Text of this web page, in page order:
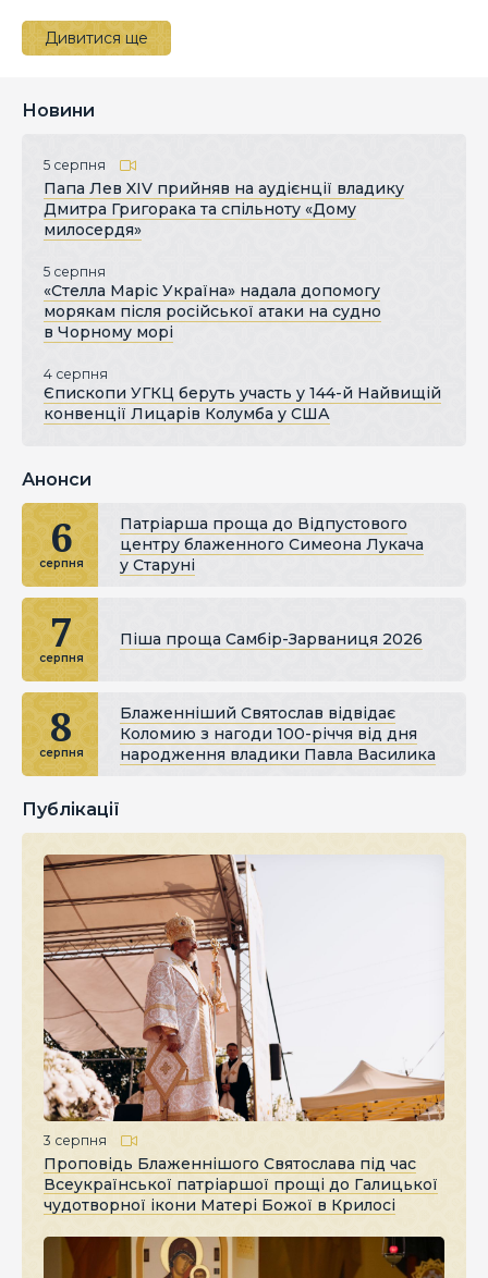
Дивитися ще
Новини
5 серпня
Папа Лев XIV прийняв на аудієнції владику
Дмитра Григорака та спільноту «Дому
милосердя»
5 серпня
«Стелла Маріс Україна» надала допомогу
морякам після російської атаки на судно
в Чорному морі
4 серпня
Єпископи УГКЦ беруть участь у 144-й Найвищій
конвенції Лицарів Колумба у США
Анонси
6
серпня
Патріарша проща до Відпустового
центру блаженного Симеона Лукача
у Старуні
7
серпня
Піша проща Самбір-Зарваниця 2026
8
серпня
Блаженніший Святослав відвідає
Коломию з нагоди 100-річчя від дня
народження владики Павла Василика
Публікації
3 серпня
Проповідь Блаженнішого Святослава під час
Всеукраїнської патріаршої прощі до Галицької
чудотворної ікони Матері Божої в Крилосі